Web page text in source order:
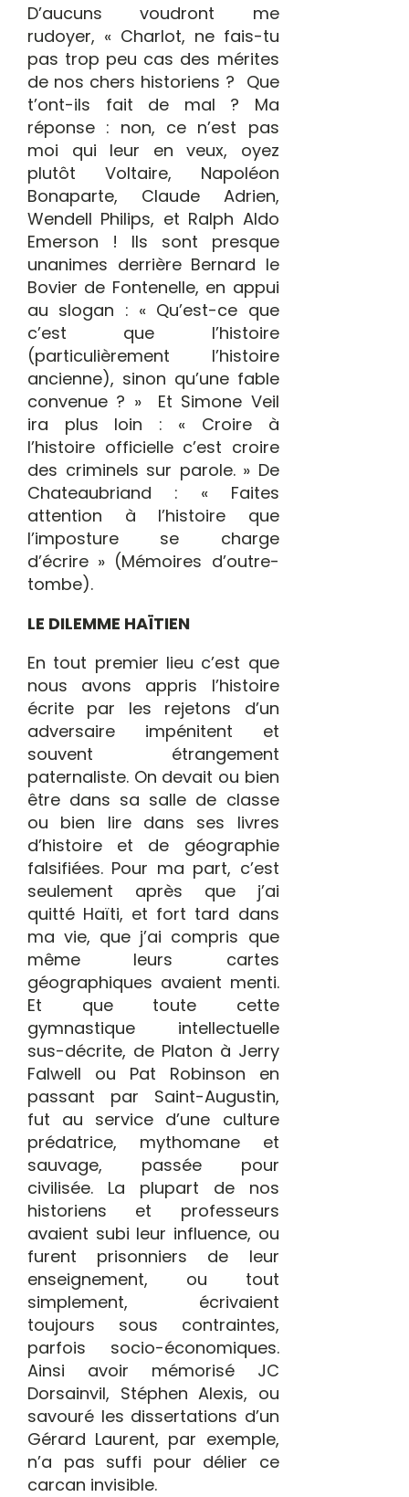
D’aucuns voudront me
rudoyer, « Charlot, ne fais-tu
pas trop peu cas des mérites
de nos chers historiens ? Que
t’ont-ils fait de mal ? Ma
réponse : non, ce n’est pas
moi qui leur en veux, oyez
plutôt Voltaire, Napoléon
Bonaparte, Claude Adrien,
Wendell Philips, et Ralph Aldo
Emerson ! Ils sont presque
unanimes derrière Bernard le
Bovier de Fontenelle, en appui
au slogan : « Qu’est-ce que
c’est que l’histoire
(particulièrement l’histoire
ancienne), sinon qu’une fable
convenue ? » Et Simone Veil
ira plus loin : « Croire à
l’histoire officielle c’est croire
des criminels sur parole. » De
Chateaubriand : « Faites
attention à l’histoire que
l’imposture se charge
d’écrire » (Mémoires d’outre-
tombe).
LE DILEMME HAÏTIEN
En tout premier lieu c’est que
nous avons appris l’histoire
écrite par les rejetons d’un
adversaire impénitent et
souvent étrangement
paternaliste. On devait ou bien
être dans sa salle de classe
ou bien lire dans ses livres
d’histoire et de géographie
falsifiées. Pour ma part, c’est
seulement après que j’ai
quitté Haïti, et fort tard dans
ma vie, que j’ai compris que
même leurs cartes
géographiques avaient menti.
Et que toute cette
gymnastique intellectuelle
sus-décrite, de Platon à Jerry
Falwell ou Pat Robinson en
passant par Saint-Augustin,
fut au service d’une culture
prédatrice, mythomane et
sauvage, passée pour
civilisée. La plupart de nos
historiens et professeurs
avaient subi leur influence, ou
furent prisonniers de leur
enseignement, ou tout
simplement, écrivaient
toujours sous contraintes,
parfois socio-économiques.
Ainsi avoir mémorisé JC
Dorsainvil, Stéphen Alexis, ou
savouré les dissertations d’un
Gérard Laurent, par exemple,
n’a pas suffi pour délier ce
carcan invisible.